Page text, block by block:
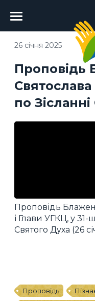
Головне
меню
Проповідь
по
26 січня 2025
Проповідь
і Глави УГКЦ, у 31-
Святого Духа (26
Проповідь